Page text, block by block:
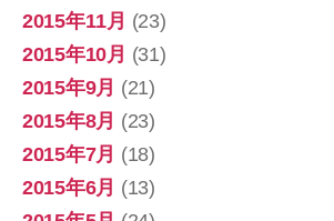
2015年11月 (23)
2015年10月 (31)
2015年9月 (21)
2015年8月 (23)
2015年7月 (18)
2015年6月 (13)